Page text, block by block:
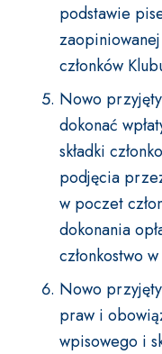
podstawie
członków
Nowo
dokonać
składki
podjęcia
w poczet
dokonania
członkostwo
Nowo
praw i
wpisowego i